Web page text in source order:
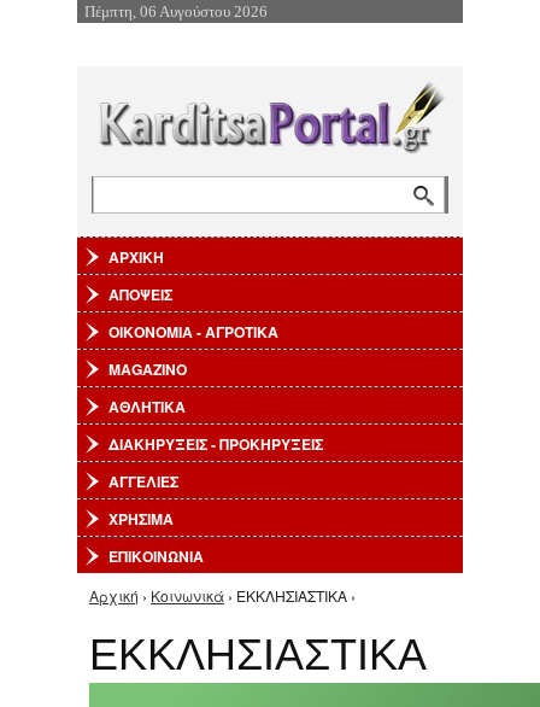
Επιστροφή στην Πλοήγηση
Πέμπτη, 06 Αυγούστου 2026
ΑΡΧΙΚΗ
ΑΠΟΨΕΙΣ
ΟΙΚΟΝΟΜΙΑ - ΑΓΡΟΤΙΚΑ
MAGAZINO
ΑΘΛΗΤΙΚΑ
ΔΙΑΚΗΡΥΞΕΙΣ - ΠΡΟΚΗΡΥΞΕΙΣ
ΑΓΓΕΛΙΕΣ
ΧΡΗΣΙΜΑ
ΕΠΙΚΟΙΝΩΝΙΑ
Είστε εδώ
Αρχική › Κοινωνικά › ΕΚΚΛΗΣΙΑΣΤΙΚΑ ›
ΕΚΚΛΗΣΙΑΣΤΙΚΑ